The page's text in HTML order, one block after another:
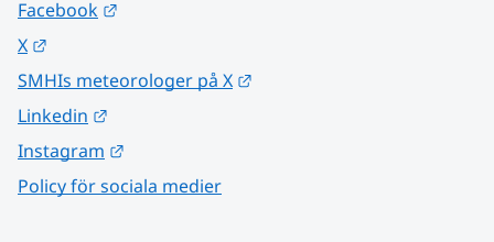
Facebook
X
SMHIs meteorologer på X
Linkedin
Instagram
Policy för sociala medier